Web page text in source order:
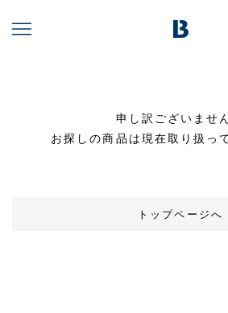
申し訳ございません
お探しの商品は現在取り扱っ
トップページへ